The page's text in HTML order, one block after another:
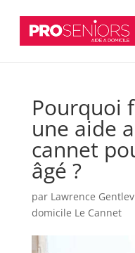
Pourquoi
une aide
cannet
âgé ?
par Lawrence
domicile Le Cannet